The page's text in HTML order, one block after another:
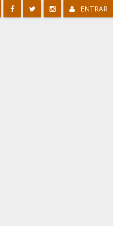
ENTRAR